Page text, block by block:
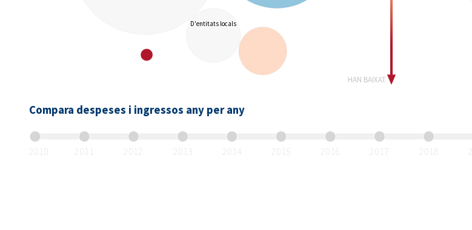
D'entitats locals
HAN BAIXAT
Compara despeses i ingressos any per any
2010 2011 2012 2013 2014 2015 2016 2017 2018